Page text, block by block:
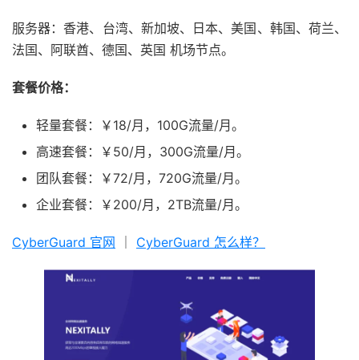
服务器：香港、台湾、新加坡、日本、美国、韩国、荷兰、
法国、阿联酋、德国、英国 机场节点。
套餐价格：
轻量套餐：￥18/月，100G流量/月。
高速套餐：￥50/月，300G流量/月。
团队套餐：￥72/月，720G流量/月。
企业套餐：￥200/月，2TB流量/月。
CyberGuard 官网 CyberGuard 怎么样？